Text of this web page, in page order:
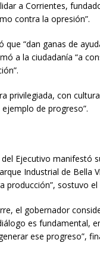
a Corrientes,
contra la opresión”.
que “dan ganas de
a la ciudadanía “a
privilegiada, con
de progreso”.
Ejecutivo manifestó
Industrial de Bella
producción”, sostuvo
el gobernador
es fundamental,
ese progreso”,